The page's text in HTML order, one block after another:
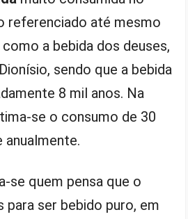
referenciado até mesmo
a bebida dos deuses,
sendo que a bebida
8 mil anos. Na
se o consumo de 30
se quem pensa que o
para ser bebido puro, em